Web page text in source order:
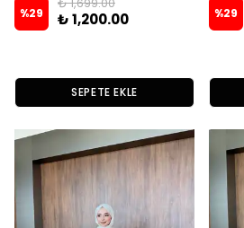
%29 ₺ 1,200.00
SEPETE EKLE
%29